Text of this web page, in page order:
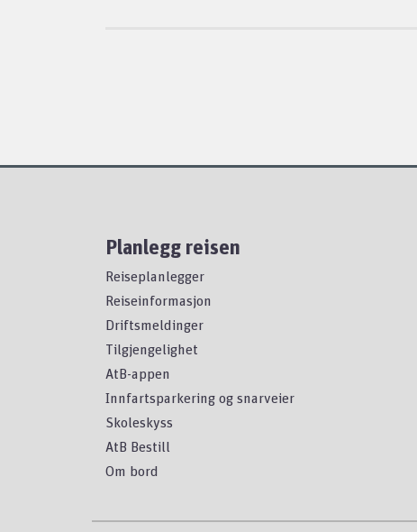
Planlegg reisen
Reiseplanlegger
Reiseinformasjon
Driftsmeldinger
Tilgjengelighet
AtB-appen
Innfartsparkering og snarveier
Skoleskyss
AtB Bestill
Om bord